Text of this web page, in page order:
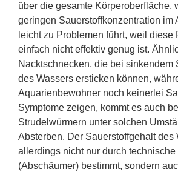
über die gesamte Körperoberfläche,
geringen Sauerstoffkonzentration im
leicht zu Problemen führt, weil diese
einfach nicht effektiv genug ist.
Nacktschnecken, die bei sinkendem
des Wassers ersticken können,
Aquarienbewohner noch keinerlei
Symptome zeigen, kommt es auch
Strudelwürmern unter solchen
Absterben. Der Sauerstoffgehalt des
allerdings nicht nur durch technische
(Abschäumer) bestimmt, sondern